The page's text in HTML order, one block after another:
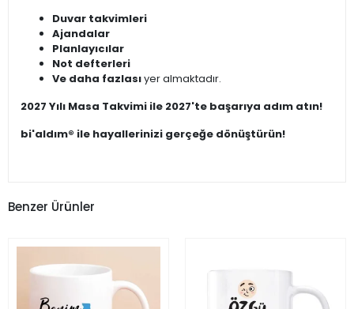
Duvar takvimleri
Ajandalar
Planlayıcılar
Not defterleri
Ve daha fazlasıyer almaktadır.
2027 Yılı Masa Takvimi ile 2027'te başarıya adım atın!
bi'aldım® ile hayallerinizi gerçeğe dönüştürün!
Benzer Ürünler